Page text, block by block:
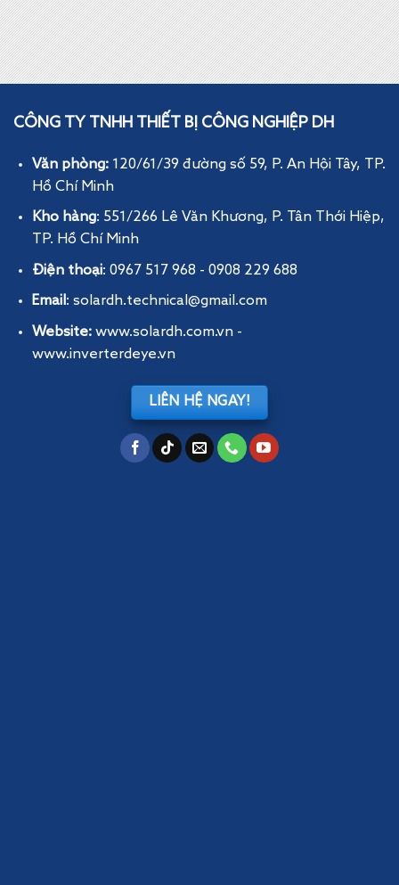
CÔNG TY TNHH THIẾT BỊ CÔNG NGHIỆP DH
Văn phòng: 120/61/39 đường số 59, P. An Hội Tây, TP.
Hồ Chí Minh
Kho hàng: 551/266 Lê Văn Khương, P. Tân Thới Hiệp,
TP. Hồ Chí Minh
Điện thoại: 0967 517 968 - 0908 229 688
Email: solardh.technical@gmail.com
Website: www.solardh.com.vn-
www.inverterdeye.vn
LIÊN HỆ NGAY!